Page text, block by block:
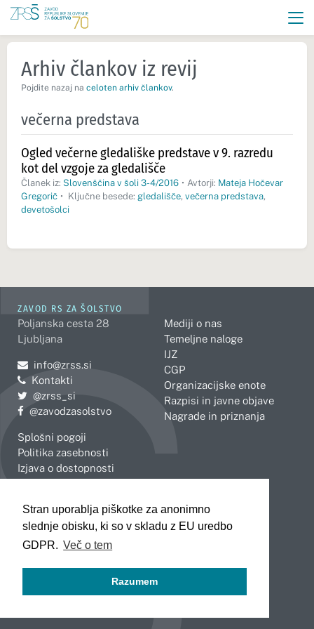
Stran uporablja piškotke za anonimno
slednje obisku, ki so v skladu z EU uredbo
GDPR. Več o tem
Razumem
Arhiv člankov iz revij
Pojdite nazaj na celoten arhiv člankov.
večerna predstava
Ogled večerne gledališke predstave v 9. razredu
kot del vzgoje za gledališče
Članek iz: Slovenščina v šoli 3-4/2016 • Avtorji: Mateja Hočevar
Gregorič • Ključne besede: gledališče, večerna predstava,
devetošolci
ZAVOD RS ZA ŠOLSTVO
Poljanska cesta 28
Ljubljana
Pošljite e-mail na
info@zrss.si
Kontakti
Pojdite na Twitter:
@zrss_si
Pojdite na Facebook:
@zavodzasolstvo
Splošni pogoji
Politika zasebnosti
Izjava o dostopnosti
Mediji o nas
Temeljne naloge
IJZ
CGP
Organizacijske enote
Razpisi in javne objave
Nagrade in priznanja
Celje
Koper
Kranj
Novo mesto
Slovenj Gradec